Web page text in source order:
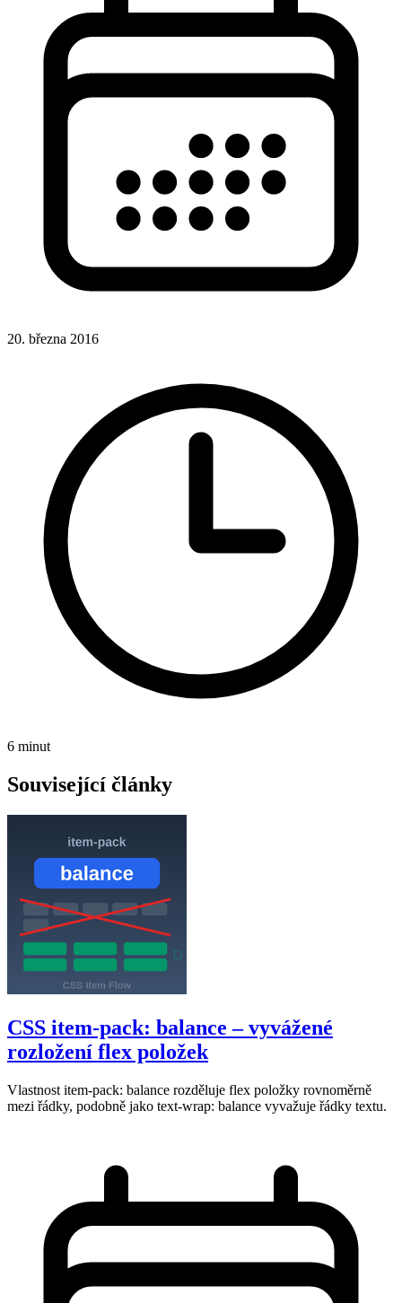
20. března 2016
6 minut
Související články
CSS item-pack: balance – vyvážené
rozložení flex položek
Vlastnost item-pack: balance rozděluje flex položky rovnoměrně
mezi řádky, podobně jako text-wrap: balance vyvažuje řádky textu.